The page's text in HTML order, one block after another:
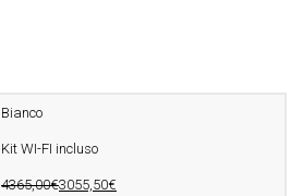
Bianco
Kit WI-FI incluso
4365,00€3055,50€